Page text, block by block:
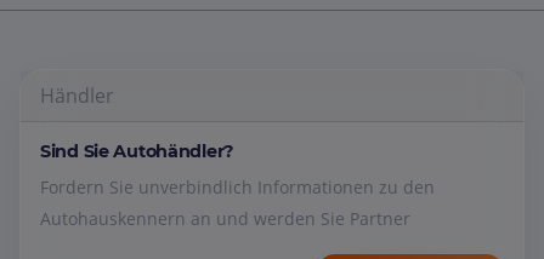
Händler
Sind Sie Autohändler?
Fordern Sie unverbindlich Informationen zu den
Autohauskennern an und werden Sie Partner